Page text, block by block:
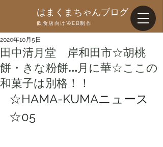
はまくまちゃんブログ
飲食店向けWEB制作
田中清月堂 岸和田市☆胡桃
餅・きな粉餅…月に華☆ここの
和菓子は別格！！
2020年10月5日
☆HAMA-KUMAニュース
☆05